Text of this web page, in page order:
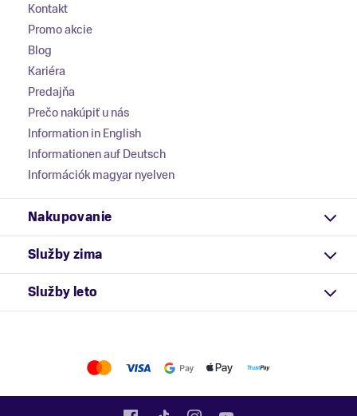
Kontakt
Promo akcie
Blog
Kariéra
Predajňa
Prečo nakúpiť u nás
Information in English
Informationen auf Deutsch
Információk magyar nyelven
Nakupovanie
Služby zima
Služby leto